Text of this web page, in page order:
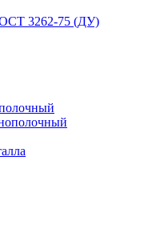
3262-75 (ДУ)